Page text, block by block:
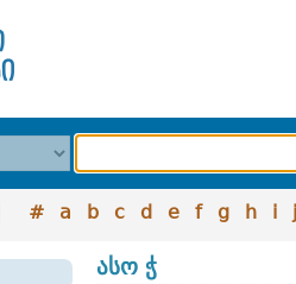
# a b c d e f g h i j
ასო ჭ